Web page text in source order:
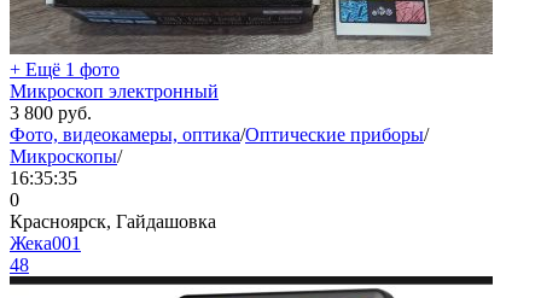
+ Ещё 1 фото
Микроскоп электронный
3 800 руб.
Фото, видеокамеры, оптика/Оптические приборы/
Микроскопы/
16:35:35
0
Красноярск, Гайдашовка
Жека001
48